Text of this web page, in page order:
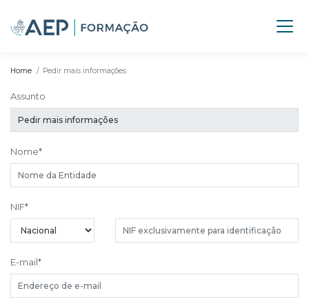
Home Pedir mais informações
Assunto
Nome*
NIF*
E-mail*